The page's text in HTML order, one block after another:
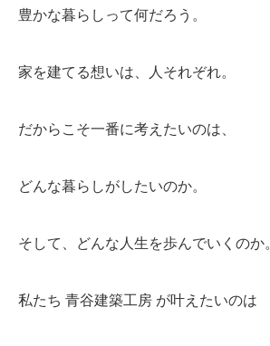
豊かな暮らしって何だろう。
家を建てる想いは、人それぞれ。
だからこそ一番に考えたいのは、
どんな暮らしがしたいのか。
そして、どんな人生を歩んでいくのか。
私たち 青谷建築工房 が叶えたいのは